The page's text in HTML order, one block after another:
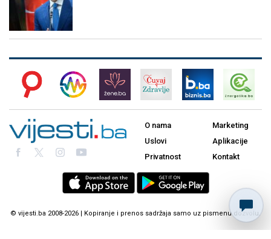
O nama
Uslovi
Privatnost
Marketing
Aplikacije
Kontakt
© vijesti.ba 2008-2026 | Kopiranje i prenos sadržaja samo uz pismenu dozvolu.